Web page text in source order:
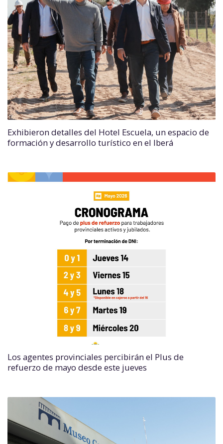
Exhibieron detalles del Hotel Escuela, un espacio de
formación y desarrollo turístico en el Iberá
Los agentes provinciales percibirán el Plus de
refuerzo de mayo desde este jueves